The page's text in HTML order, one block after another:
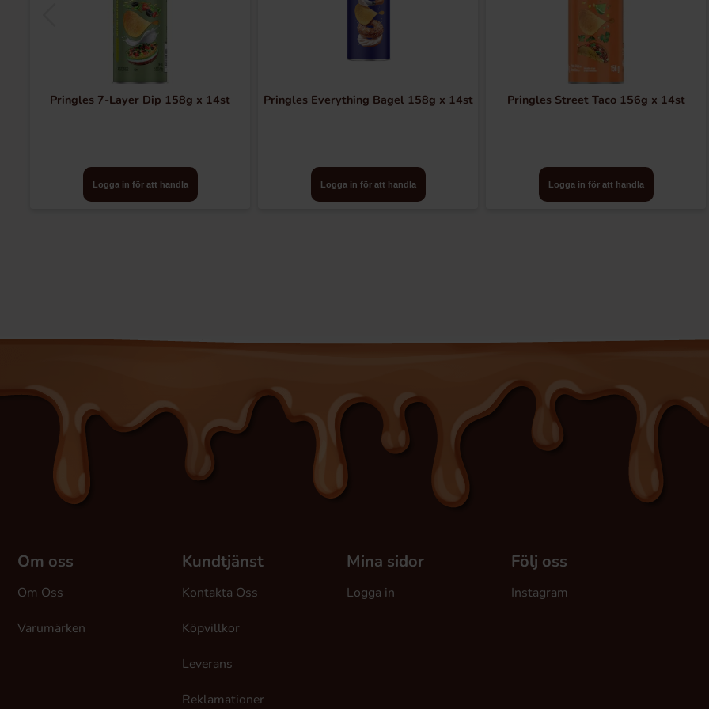
Pringles 7-Layer Dip 158g x 14st
Logga in för att handla
Pringles Everything Bagel 158g x 14st
Logga in för att handla
Pringles Street Taco 156g x 14st
Logga in för att handla
Om oss
Om Oss
Varumärken
Kundtjänst
Kontakta Oss
Köpvillkor
Leverans
Reklamationer
Mina sidor
Logga in
Följ oss
Instagram